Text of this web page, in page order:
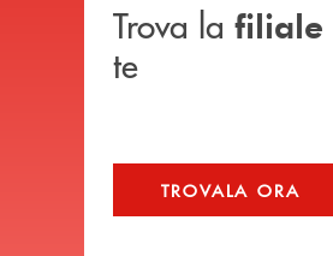
Trova la filiale
te
TROVALA ORA